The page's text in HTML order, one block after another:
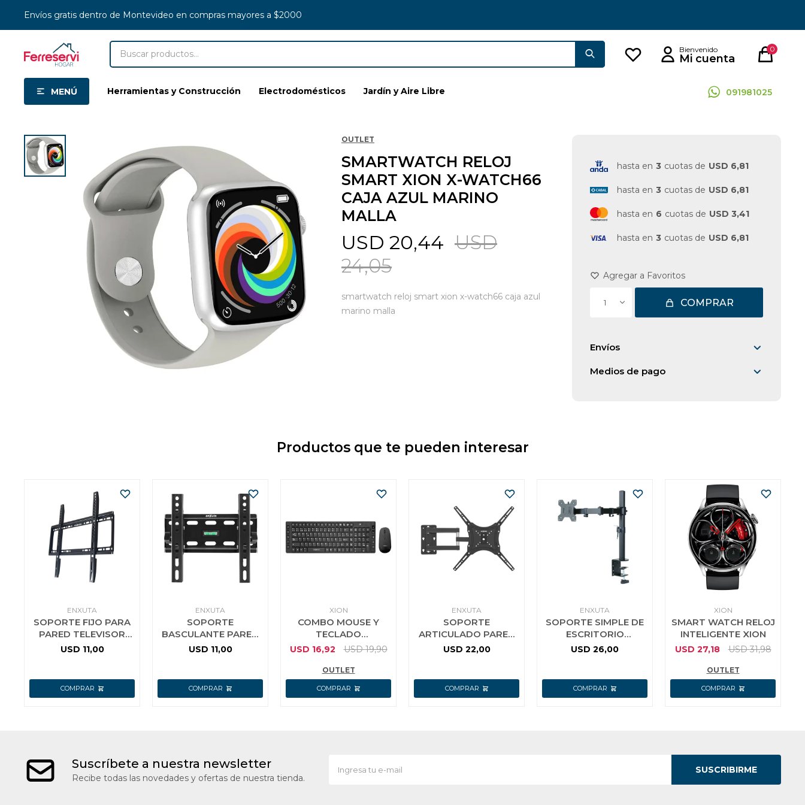
MENÚ Herramientas y Construcción Electrodomésticos Jardín y Aire Libre 091981025
0
Envíos gratis dentro de Montevideo en compras mayores a $2000
OUTLET
SMARTWATCH RELOJ
SMART XION X-WATCH66
CAJA AZUL MARINO
MALLA
USD 20,44 USD
24,05
smartwatch reloj smart xion x-watch66 caja azul
marino malla
hasta en 3 cuotas de USD 6,81
hasta en 3 cuotas de USD 6,81
hasta en 6 cuotas de USD 3,41
hasta en 3 cuotas de USD 6,81
1 COMPRAR
Envíos
Medios de pago
Productos que te pueden interesar
ENXUTA
SOPORTE FIJO PARA
PARED TELEVISOR
LED 26 A 65 PULG
USD 11,00
ENXUTA
SOPORTE
BASCULANTE PARED
TELEVISOR LED 14 A
USD 11,00
XION
COMBO MOUSE Y
TECLADO
INALAMBRICO XION
USD 16,92 USD 19,90
OUTLET
ENXUTA
SOPORTE
ARTICULADO PARED
TELEVISOR LED 14 A
USD 22,00
ENXUTA
SOPORTE SIMPLE DE
ESCRITORIO
MONITOR LED 14 A 27
USD 26,00
XION
SMART WATCH RELOJ
INTELIGENTE XION
USD 27,18 USD 31,98
OUTLET
Suscríbete a nuestra newsletter
Recibe todas las novedades y ofertas de nuestra tienda.
SUSCRIBIRME